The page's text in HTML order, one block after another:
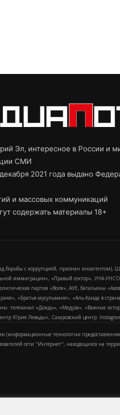
Эл, интересное в России и
СМИ
2021 года выдано
и массовых коммуникаций
содержать материалы 18+
с коррупцией, признан иноагентом),
иммиграции», «Правый сектор», УНА-
партия «Воля», АУЕ,
«Братья-мусульмане», «Аль-Каида в
телеканал «Дождь», «Медуза», «Важные
Юрия Левады», Сахаровский центр.
технологии
сети "Интернет", находящихся на